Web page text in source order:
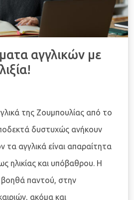
αγγλικών με
της Ζουμπουλίας από το
δυστυχώς ανήκουν
τα αγγλικά είναι απαραίτητα
ηλικίας και υπόβαθρου. Η
παντού, στην
ακόμα και